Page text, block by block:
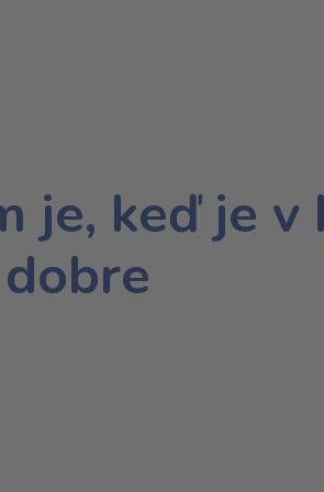
je, keď je v
dobre